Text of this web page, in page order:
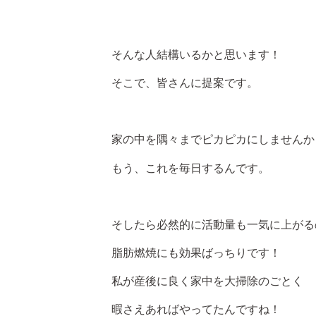
そんな人結構いるかと思います！
そこで、皆さんに提案です。
家の中を隅々までピカピカにしません
もう、これを毎日するんです。
そしたら必然的に活動量も一気に上が
脂肪燃焼にも効果ばっちりです！
私が産後に良く家中を大掃除のごとく
暇さえあればやってたんですね！